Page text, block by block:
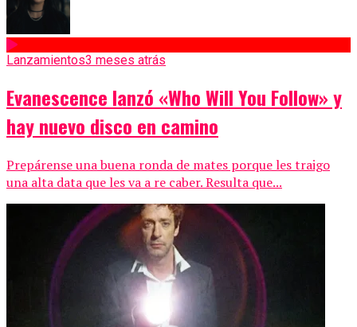
Lanzamientos3 meses atrás
Evanescence lanzó «Who Will You Follow» y
hay nuevo disco en camino
Prepárense una buena ronda de mates porque les traigo
una alta data que les va a re caber. Resulta que...